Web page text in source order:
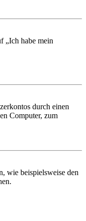
„Ich habe mein
durch einen
Computer, zum
wie beispielsweise den